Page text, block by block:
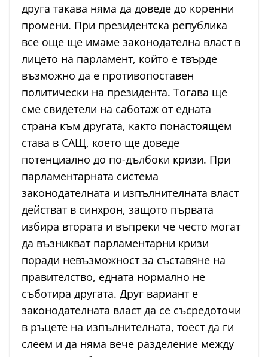
друга такава няма да доведе до коренни
промени. При президентска република
все още ще имаме законодателна власт в
лицето на парламент, който е твърде
възможно да е противопоставен
политически на президента. Тогава ще
сме свидетели на саботаж от едната
страна към другата, както понастоящем
става в САЩ, което ще доведе
потенциално до по-дълбоки кризи. При
парламентарната система
законодателната и изпълнителната власт
действат в синхрон, защото първата
избира втората и въпреки че често могат
да възникват парламентарни кризи
поради невъзможност за съставяне на
правителство, едната нормално не
съботира другата. Друг вариант е
законодателната власт да се съсредоточи
в ръцете на изпълнителната, тоест да ги
слеем и да няма вече разделение между